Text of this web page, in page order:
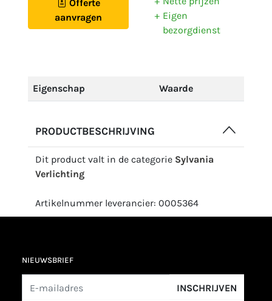
Offerte
aanvragen
Eigen
bezorgdienst
Eigenschap Waarde
PRODUCTBESCHRIJVING
Dit product valt in de categorie Sylvania
Verlichting
Artikelnummer leverancier: 0005364
NIEUWSBRIEF
INSCHRIJVEN